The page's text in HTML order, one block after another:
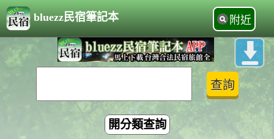
bluezz民宿筆記本 附近
開分類查詢